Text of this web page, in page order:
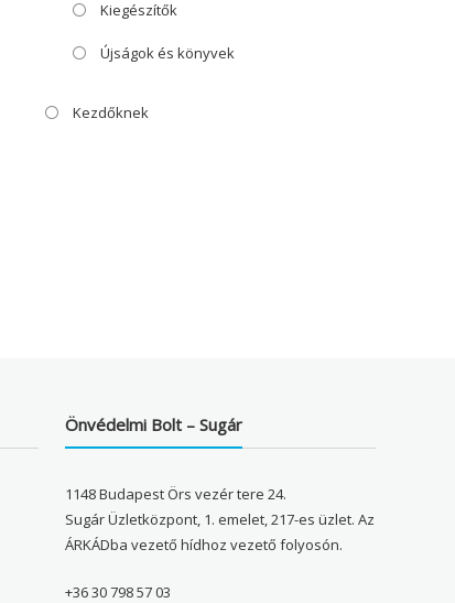
Kiegészítők
Újságok és könyvek
Kezdőknek
Önvédelmi Bolt – Sugár
1148 Budapest Örs vezér tere 24.
Sugár Üzletközpont, 1. emelet, 217-es üzlet. Az
ÁRKÁDba vezető hídhoz vezető folyosón.
+36 30 798 57 03